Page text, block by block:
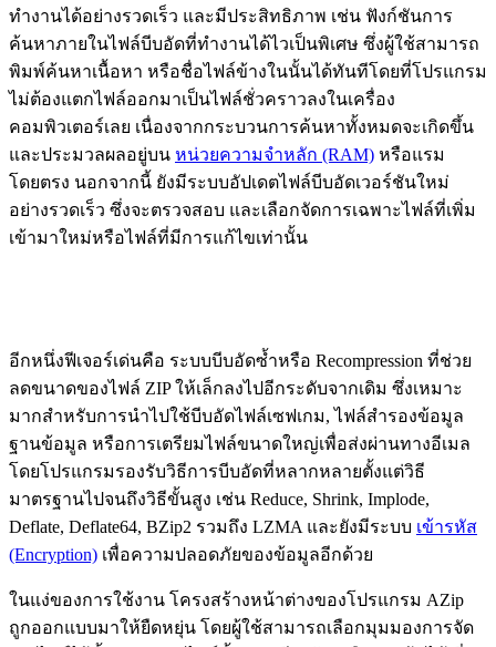
ทำงานได้อย่างรวดเร็ว และมีประสิทธิภาพ เช่น ฟังก์ชันการ
ค้นหาภายในไฟล์บีบอัดที่ทำงานได้ไวเป็นพิเศษ ซึ่งผู้ใช้สามารถ
พิมพ์ค้นหาเนื้อหา หรือชื่อไฟล์ข้างในนั้นได้ทันทีโดยที่โปรแกรม
ไม่ต้องแตกไฟล์ออกมาเป็นไฟล์ชั่วคราวลงในเครื่อง
คอมพิวเตอร์เลย เนื่องจากกระบวนการค้นหาทั้งหมดจะเกิดขึ้น
และประมวลผลอยู่บน หน่วยความจำหลัก (RAM) หรือแรม
โดยตรง นอกจากนี้ ยังมีระบบอัปเดตไฟล์บีบอัดเวอร์ชันใหม่
อย่างรวดเร็ว ซึ่งจะตรวจสอบ และเลือกจัดการเฉพาะไฟล์ที่เพิ่ม
เข้ามาใหม่หรือไฟล์ที่มีการแก้ไขเท่านั้น
อีกหนึ่งฟีเจอร์เด่นคือ ระบบบีบอัดซ้ำหรือ Recompression ที่ช่วย
ลดขนาดของไฟล์ ZIP ให้เล็กลงไปอีกระดับจากเดิม ซึ่งเหมาะ
มากสำหรับการนำไปใช้บีบอัดไฟล์เซฟเกม, ไฟล์สำรองข้อมูล
ฐานข้อมูล หรือการเตรียมไฟล์ขนาดใหญ่เพื่อส่งผ่านทางอีเมล
โดยโปรแกรมรองรับวิธีการบีบอัดที่หลากหลายตั้งแต่วิธี
มาตรฐานไปจนถึงวิธีขั้นสูง เช่น Reduce, Shrink, Implode,
Deflate, Deflate64, BZip2 รวมถึง LZMA และยังมีระบบ เข้ารหัส
(Encryption) เพื่อความปลอดภัยของข้อมูลอีกด้วย
ในแง่ของการใช้งาน โครงสร้างหน้าต่างของโปรแกรม AZip
ถูกออกแบบมาให้ยืดหยุ่น โดยผู้ใช้สามารถเลือกมุมมองการจัด